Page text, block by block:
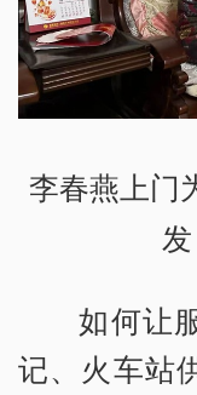
李春燕上门
发
如何让
记、火车站